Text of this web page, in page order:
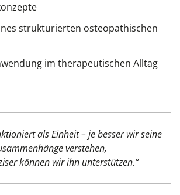
strukturierten osteopathischen
im therapeutischen Alltag
als Einheit – je besser wir seine
verstehen,
können wir ihn unterstützen.“